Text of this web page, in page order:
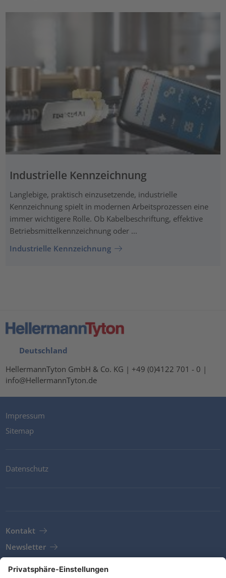
Industrielle Kennzeichnung
Langlebige, praktisch einzusetzende, industrielle
Kennzeichnung spielt in modernen Arbeitsprozessen eine
immer wichtigere Rolle. Ob Kabelbeschriftung, effektive
Betriebsmittelkennzeichnung oder ...
Industrielle Kennzeichnung
Deutschland
HellermannTyton GmbH & Co. KG | +49 (0)4122 701 - 0 |
info@HellermannTyton.de
Impressum
Sitemap
Datenschutz
Kontakt
Newsletter